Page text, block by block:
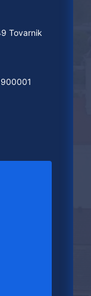
Tovarnik